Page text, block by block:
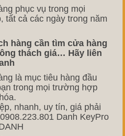
phục vụ trong mọi
tất cả các ngày trong năm
hàng cần tìm cửa hàng
thách giá… Hãy liên
là mục tiêu hàng đầu
trong mọi trường hợp
nhanh, uy tín, giá phải
Danh KeyPro